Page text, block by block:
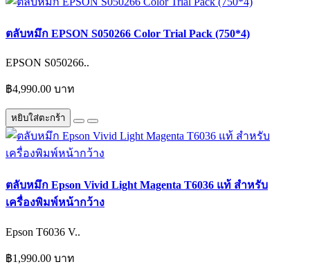
ตลับหมึก EPSON S050266 Color Trial Pack (750*4)
EPSON S050266..
฿4,990.00 บาท
หยิบใส่ตะกร้า
ตลับหมึก Epson Vivid Light Magenta T6036 แท้ สำหรับ
เครื่องพิมพ์หน้ากว้าง
Epson T6036 V..
฿1,990.00 บาท